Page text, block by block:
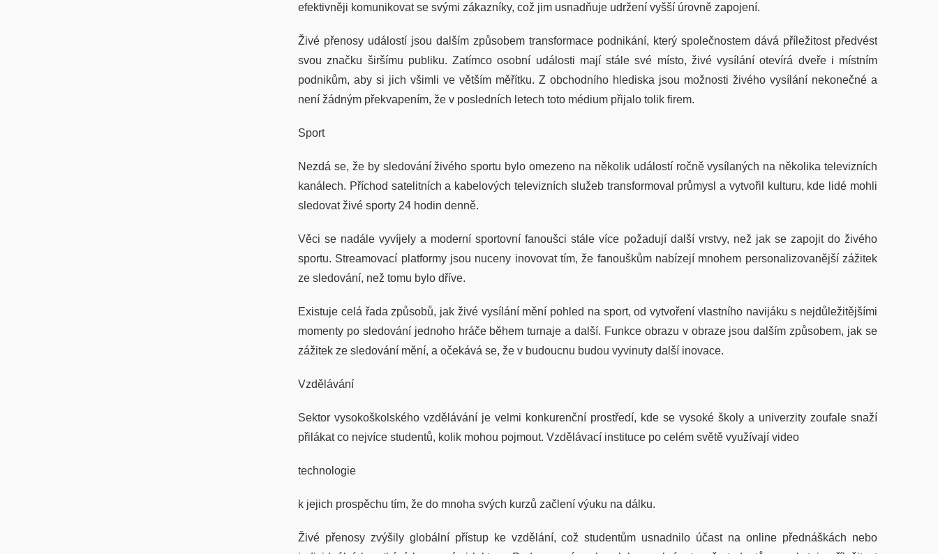
efektivněji komunikovat se svými zákazníky, což jim usnadňuje udržení vyšší úrovně zapojení.
Živé přenosy událostí jsou dalším způsobem transformace podnikání, který společnostem dává příležitost předvést
svou značku širšímu publiku. Zatímco osobní události mají stále své místo, živé vysílání otevírá dveře i místním
podnikům, aby si jich všimli ve větším měřítku. Z obchodního hlediska jsou možnosti živého vysílání nekonečné a
není žádným překvapením, že v posledních letech toto médium přijalo tolik firem.
Sport
Nezdá se, že by sledování živého sportu bylo omezeno na několik událostí ročně vysílaných na několika televizních
kanálech. Příchod satelitních a kabelových televizních služeb transformoval průmysl a vytvořil kulturu, kde lidé mohli
sledovat živé sporty 24 hodin denně.
Věci se nadále vyvíjely a moderní sportovní fanoušci stále více požadují další vrstvy, než jak se zapojit do živého
sportu. Streamovací platformy jsou nuceny inovovat tím, že fanouškům nabízejí mnohem personalizovanější zážitek
ze sledování, než tomu bylo dříve.
Existuje celá řada způsobů, jak živé vysílání mění pohled na sport, od vytvoření vlastního navijáku s nejdůležitějšími
momenty po sledování jednoho hráče během turnaje a další. Funkce obrazu v obraze jsou dalším způsobem, jak se
zážitek ze sledování mění, a očekává se, že v budoucnu budou vyvinuty další inovace.
Vzdělávání
Sektor vysokoškolského vzdělávání je velmi konkurenční prostředí, kde se vysoké školy a univerzity zoufale snaží
přilákat co nejvíce studentů, kolik mohou pojmout. Vzdělávací instituce po celém světě využívají video
technologie
k jejich prospěchu tím, že do mnoha svých kurzů začlení výuku na dálku.
Živé přenosy zvýšily globální přístup ke vzdělání, což studentům usnadnilo účast na online přednáškách nebo